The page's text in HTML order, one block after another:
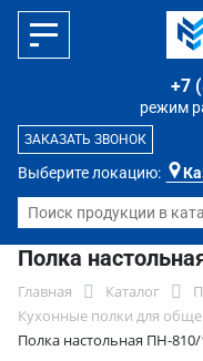
Выберите локацию:
режим
+7
ЗАКАЗАТЬ ЗВОНОК
Полка
Главная Каталог
Кухонные полки для
Полка настольная ПН-810/